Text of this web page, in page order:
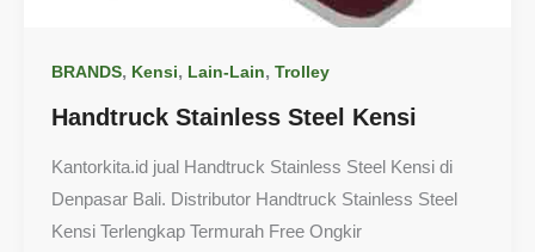
BRANDS, Kensi, Lain-Lain, Trolley
Handtruck Stainless Steel Kensi
Kantorkita.id jual Handtruck Stainless Steel Kensi di
Denpasar Bali. Distributor Handtruck Stainless Steel
Kensi Terlengkap Termurah Free Ongkir